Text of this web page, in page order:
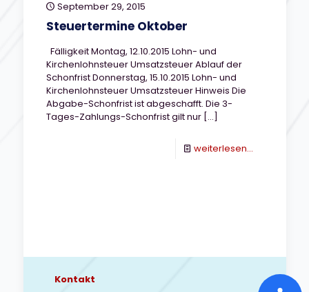
September 29, 2015
Steuertermine Oktober
Fälligkeit Montag, 12.10.2015 Lohn- und
Kirchenlohnsteuer Umsatzsteuer Ablauf der
Schonfrist Donnerstag, 15.10.2015 Lohn- und
Kirchenlohnsteuer Umsatzsteuer Hinweis Die
Abgabe-Schonfrist ist abgeschafft. Die 3-
Tages-Zahlungs-Schonfrist gilt nur[…]
weiterlesen...-
Kontakt